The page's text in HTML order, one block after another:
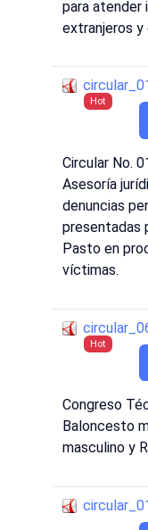
para atender
extranjeros y
Hot
Circular No.
Asesoría
denuncias
presentadas
Pasto en
víctimas.
Hot
Congreso
Baloncesto
masculino y